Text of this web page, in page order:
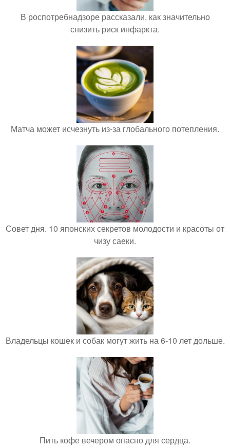
В роспотребнадзоре рассказали, как значительно
снизить риск инфаркта.
Матча может исчезнуть из-за глобального потепления.
Совет дня. 10 японских секретов молодости и красоты от
чизу саеки.
Владельцы кошек и собак могут жить на 6-10 лет дольше.
Пить кофе вечером опасно для сердца.